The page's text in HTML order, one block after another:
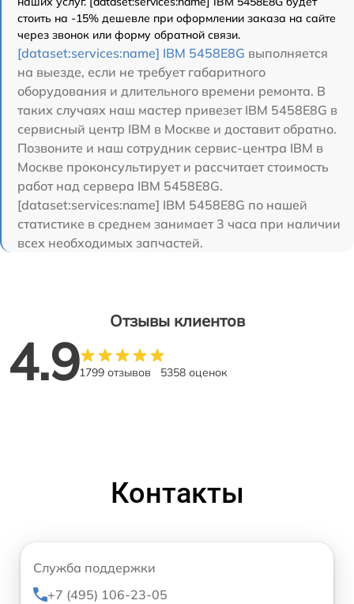
стоить на -15% дешевле при оформлении заказа на сайте
через звонок или форму обратной связи.
[dataset:services:name] IBM 5458E8G выполняется
на выезде, если не требует габаритного
оборудования и длительного времени ремонта. В
таких случаях наш мастер привезет IBM 5458E8G в
сервисный центр IBM в Москве и доставит обратно.
Позвоните и наш сотрудник сервис-центра IBM в
Москве проконсультирует и рассчитает стоимость
работ над сервера IBM 5458E8G.
[dataset:services:name] IBM 5458E8G по нашей
статистике в среднем занимает 3 часа при наличии
всех необходимых запчастей.
Отзывы клиентов
4.91799 отзывов 5358 оценок
Контакты
Служба поддержки
+7 (495) 106-23-05